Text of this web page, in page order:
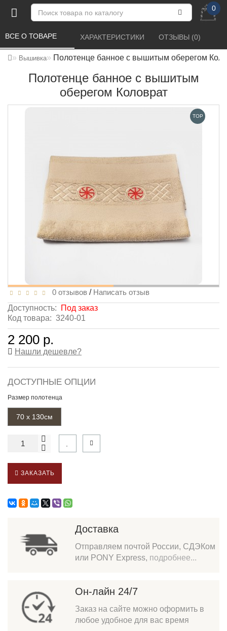
0
Вышивка Полотенце банное с вышитым оберегом
Полотенце банное с вышитым
оберегом Коловрат
ВСЕ О ТОВАРЕ ХАРАКТЕРИСТИКИ ОТЗЫВЫ (0)
TOP
0 отзывов / Написать отзыв
Доступность:
Под заказ
Код товара: 3240-01
2 200 р.
Нашли дешевле?
ДОСТУПНЫЕ ОПЦИИ
Размер полотенца
70 х 130см
ЗАКАЗАТЬ
Доставка
Отправляем почтой России, СДЭКом
или PONY Express, подробнее...
Он-лайн 24/7
Заказ на сайте можно оформить в
любое удобное для вас время